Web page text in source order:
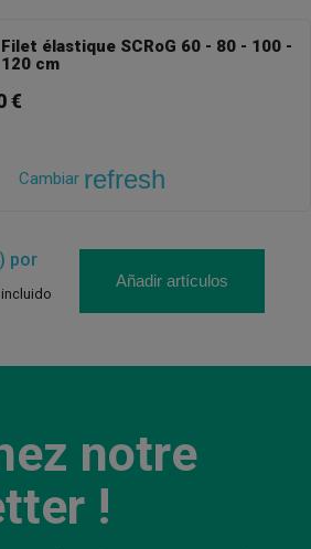
Filet élastique SCRoG 60 - 80 - 100 -
120 cm
€
Cambiar refresh
por
incluido
Añadir artículos
notre
!